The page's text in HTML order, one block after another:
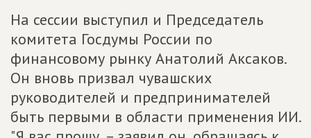
На сессии выступил и Председатель
комитета Госдумы России по
финансовому рынку Анатолий Аксаков.
Он вновь призвал чувашских
руководителей и предпринимателей
быть первыми в области применения ИИ.